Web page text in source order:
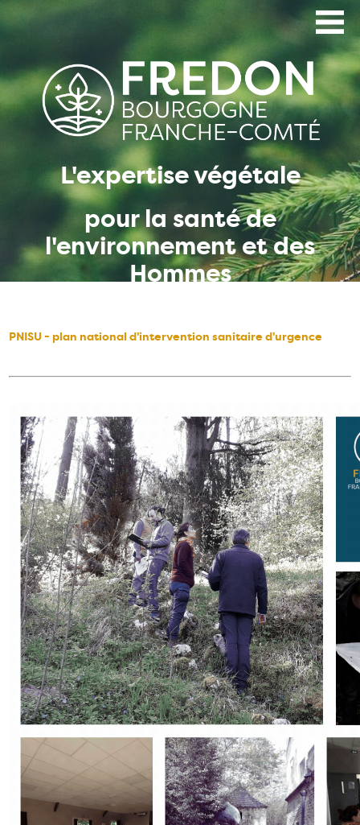
L'expertise végétale
pour la santé de
l'environnement et des
Hommes
PNISU - plan national d'intervention sanitaire d'urgence